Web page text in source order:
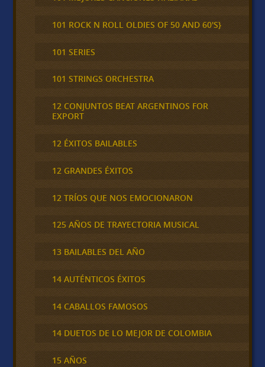
101 ROCK N ROLL OLDIES OF 50 AND 60'S}
101 SERIES
101 STRINGS ORCHESTRA
12 CONJUNTOS BEAT ARGENTINOS FOR
EXPORT
12 ÉXITOS BAILABLES
12 GRANDES ÉXITOS
12 TRÍOS QUE NOS EMOCIONARON
125 AÑOS DE TRAYECTORIA MUSICAL
13 BAILABLES DEL AÑO
14 AUTÉNTICOS ÉXITOS
14 CABALLOS FAMOSOS
14 DUETOS DE LO MEJOR DE COLOMBIA
15 AÑOS